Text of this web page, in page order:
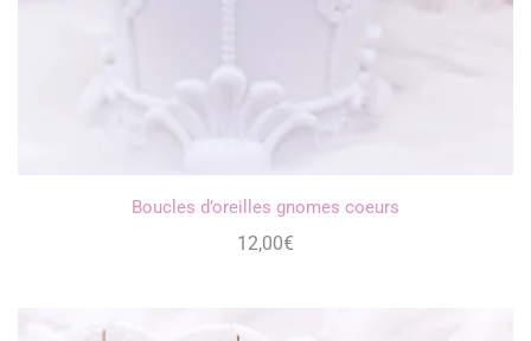
Boucles d’oreilles gnomes coeurs
12,00€